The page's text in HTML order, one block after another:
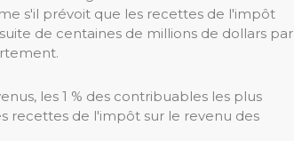
s'il prévoit que les recettes de l'impôt
de centaines de millions de dollars par
les 1 % des contribuables les plus
recettes de l'impôt sur le revenu des